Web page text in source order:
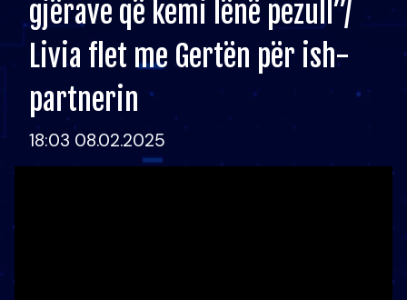
gjërave që kemi lënë pezull”/
Livia flet me Gertën për ish-
partnerin
18:03 08.02.2025